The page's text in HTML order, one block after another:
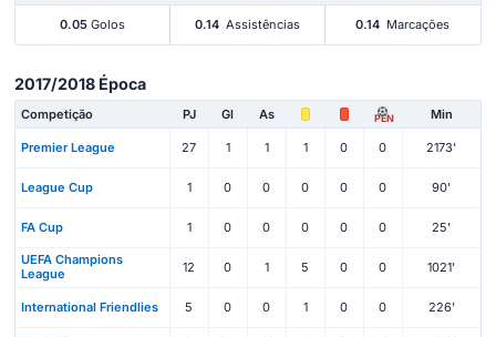
0.05Golos 0.14 Assistências 0.14 Marcações
2017/2018 Época
Competição PJ Gl As PEN Min
Premier League 27 1 1 1 0 0 2173'
League Cup 1 0 0 0 0 0 90'
FA Cup 1 0 0 0 0 0 25'
UEFA Champions
League
12 0 1 5 0 0 1021'
International Friendlies 5 0 0 1 0 0 226'